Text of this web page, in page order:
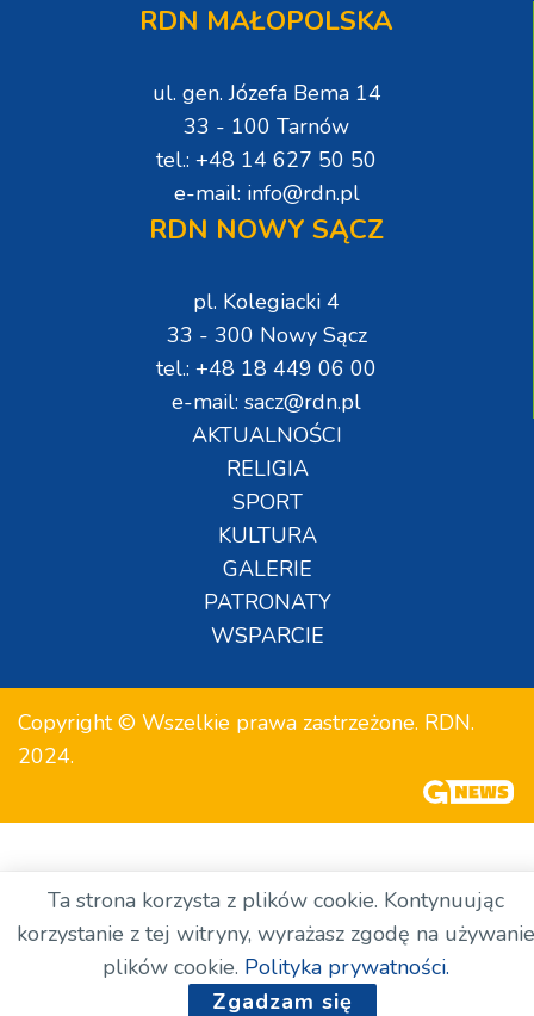
RDN MAŁOPOLSKA
ul. gen. Józefa Bema 14
33 - 100 Tarnów
tel.: +48 14 627 50 50
e-mail: info@rdn.pl
RDN NOWY SĄCZ
pl. Kolegiacki 4
33 - 300 Nowy Sącz
tel.: +48 18 449 06 00
e-mail: sacz@rdn.pl
AKTUALNOŚCI
RELIGIA
SPORT
KULTURA
GALERIE
PATRONATY
WSPARCIE
Copyright © Wszelkie prawa zastrzeżone. RDN.
2024.
Ta strona korzysta z plików cookie. Kontynuując
korzystanie z tej witryny, wyrażasz zgodę na używanie
plików cookie. Polityka prywatności.
Zgadzam się